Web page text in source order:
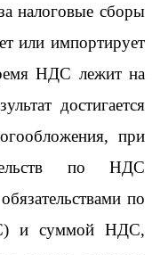
налоговые сборы
или импортирует
НДС лежит на
достигается
при
по НДС
по
и суммой НДС,